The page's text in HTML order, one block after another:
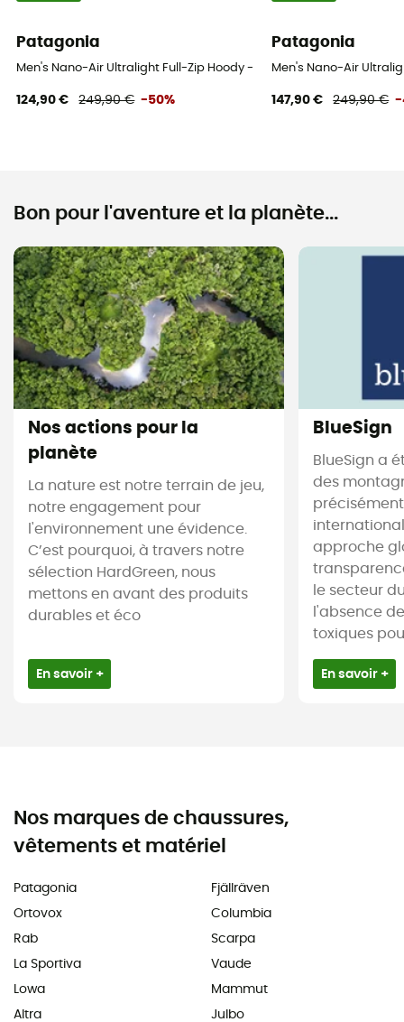
Patagonia
Men's Nano-Air Ultralight Full-Zip Hoody - Veste softshell homme
124,90 € 249,90 € -50%
Patagonia
Men's Nano-Air
147,90 € 249,90 € -
Bon pour l'aventure et la planète...
Nos actions pour la
planète
La nature est notre terrain de jeu,
notre engagement pour
l'environnement une évidence.
C’est pourquoi, à travers notre
sélection HardGreen, nous
mettons en avant des produits
durables et éco
En savoir +
BlueSign
BlueSign a
des
approche
le secteur
l'absence
toxiques
En savoir +
Nos marques de chaussures,
vêtements et matériel
Patagonia
Ortovox
Rab
La Sportiva
Lowa
Altra
Fjällräven
Columbia
Scarpa
Vaude
Mammut
Julbo